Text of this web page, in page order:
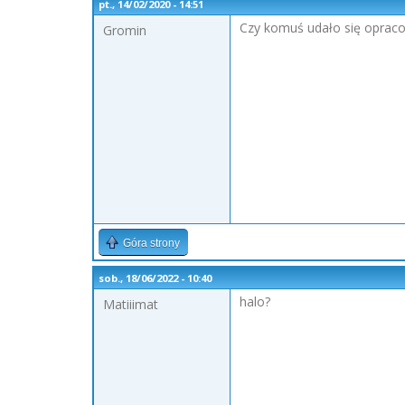
pt., 14/02/2020 - 14:51
Gromin
Czy komuś udało się
Góra strony
sob., 18/06/2022 - 10:40
Matiiimat
halo?